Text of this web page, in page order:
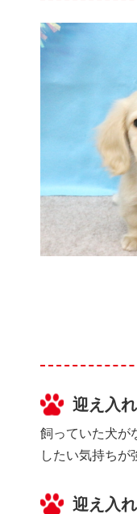
迎え入
飼っていた犬が
したい気持ちが
迎え入